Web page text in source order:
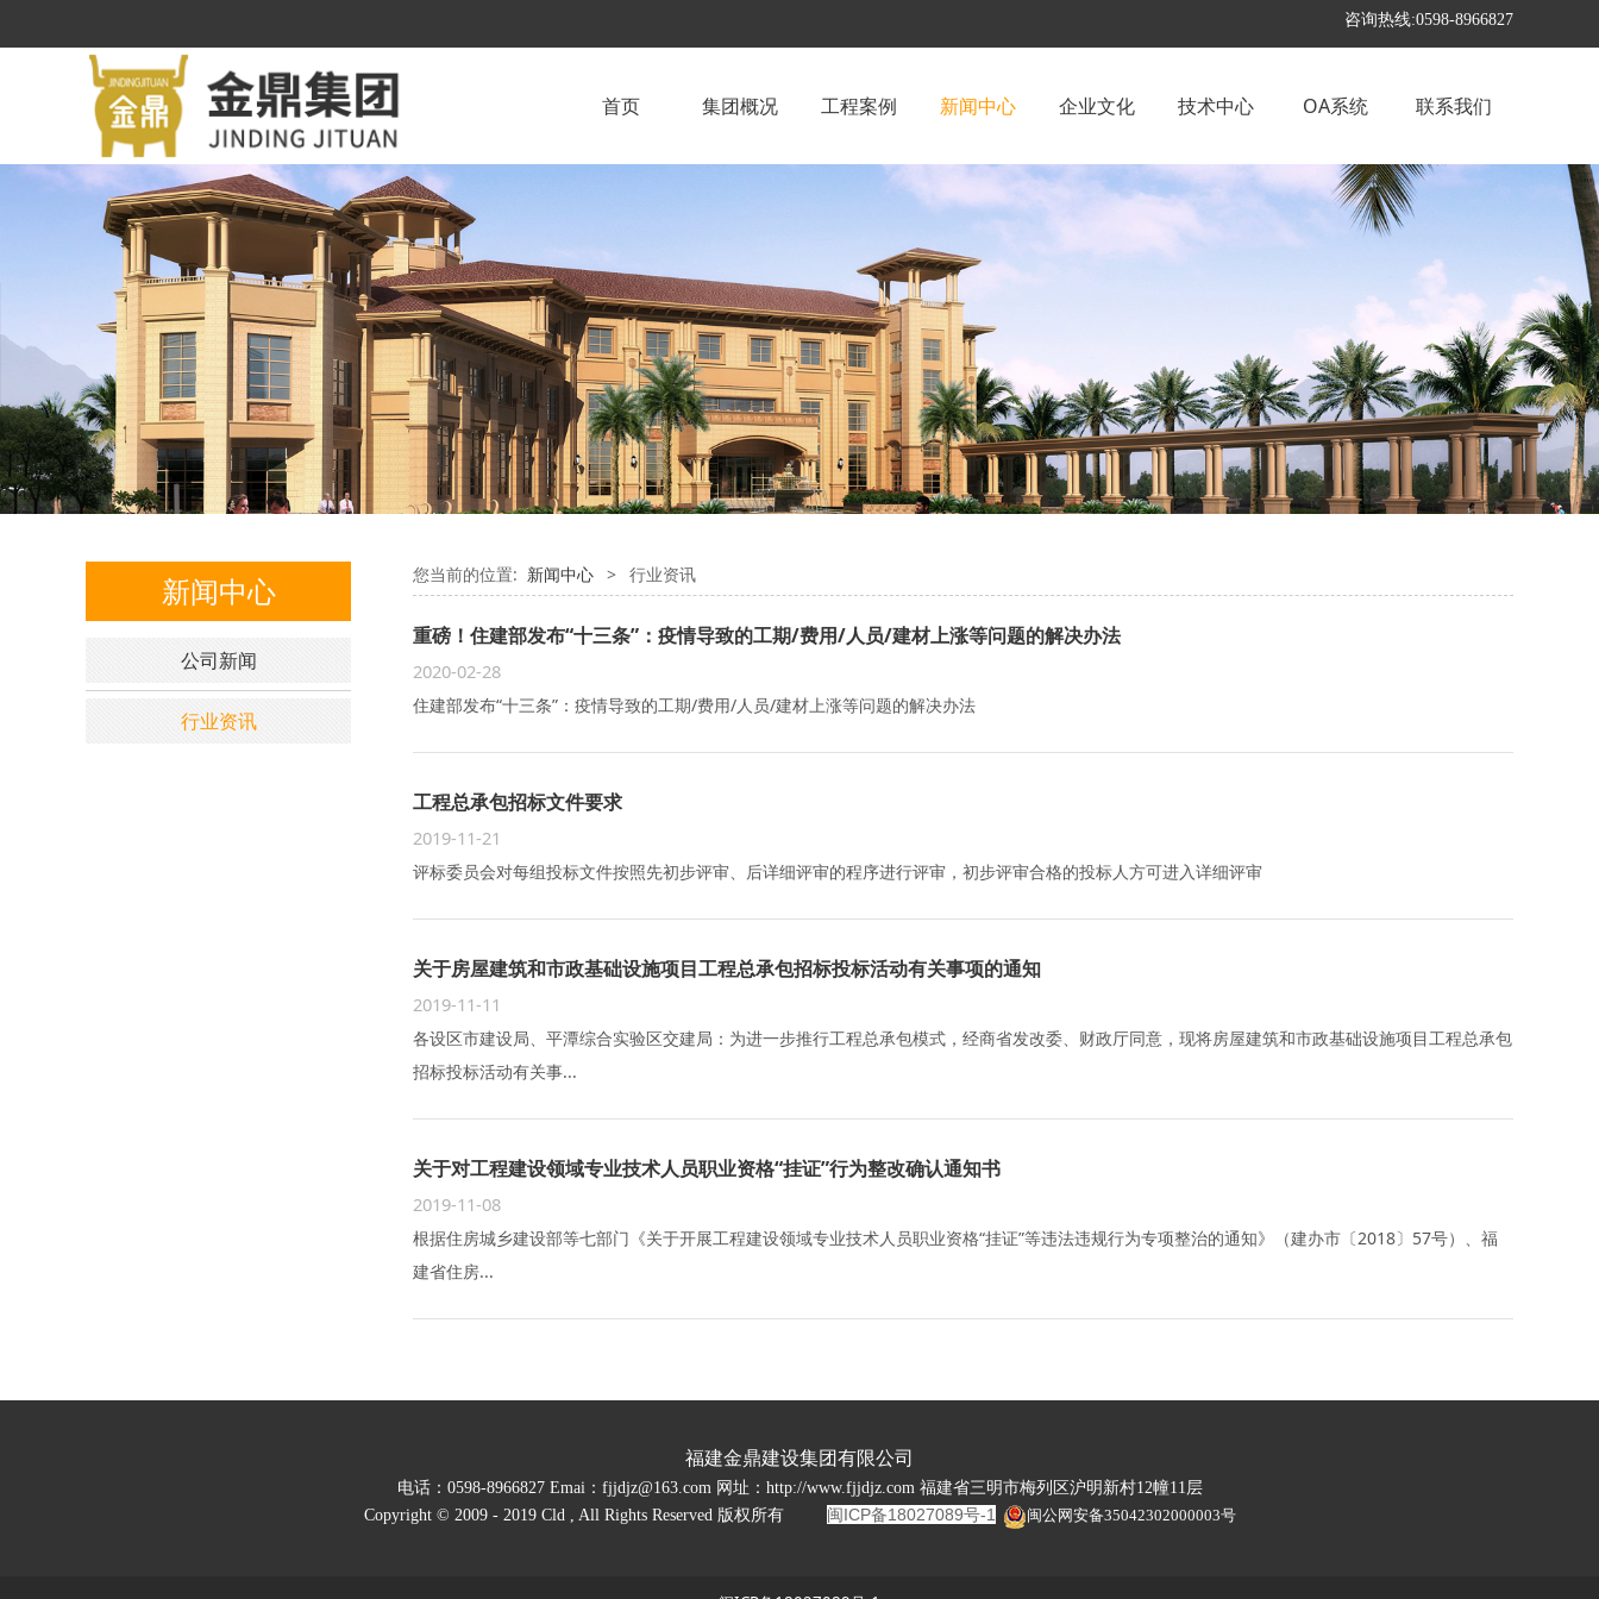
咨询热线:0598-8966827
首页 集团概况 工程案例 新闻中心 企业文化 技术中心 OA系统 联系我们
新闻中心
公司新闻
行业资讯
您当前的位置: 新闻中心 > 行业资讯
重磅！住建部发布“十三条”：疫情导致的工期/费用/人员/建材上涨等问题的解决办法
2020-02-28
住建部发布“十三条”：疫情导致的工期/费用/人员/建材上涨等问题的解决办法
工程总承包招标文件要求
2019-11-21
评标委员会对每组投标文件按照先初步评审、后详细评审的程序进行评审，初步评审合格的投标人方可进入详细评审
关于房屋建筑和市政基础设施项目工程总承包招标投标活动有关事项的通知
2019-11-11
各设区市建设局、平潭综合实验区交建局：为进一步推行工程总承包模式，经商省发改委、财政厅同意，现将房屋建筑和市政基础设施项目工程总承包
招标投标活动有关事...
关于对工程建设领域专业技术人员职业资格“挂证”行为整改确认通知书
2019-11-08
根据住房城乡建设部等七部门《关于开展工程建设领域专业技术人员职业资格“挂证”等违法违规行为专项整治的通知》（建办市〔2018〕57号）、福
建省住房...
福建金鼎建设集团有限公司
电话：0598-8966827 Emai：fjjdjz@163.com 网址：http://www.fjjdjz.com 福建省三明市梅列区沪明新村12幢11层
Copyright © 2009 - 2019 Cld , All Rights Reserved 版权所有 闽ICP备18027089号-1 闽公网安备35042302000003号